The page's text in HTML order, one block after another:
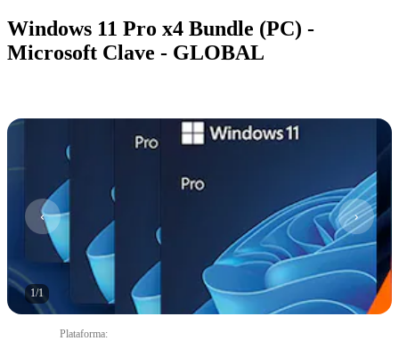
Windows 11 Pro x4 Bundle (PC) -
Microsoft Clave - GLOBAL
1/1
Plataforma: